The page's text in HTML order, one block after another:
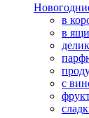
в
в
с